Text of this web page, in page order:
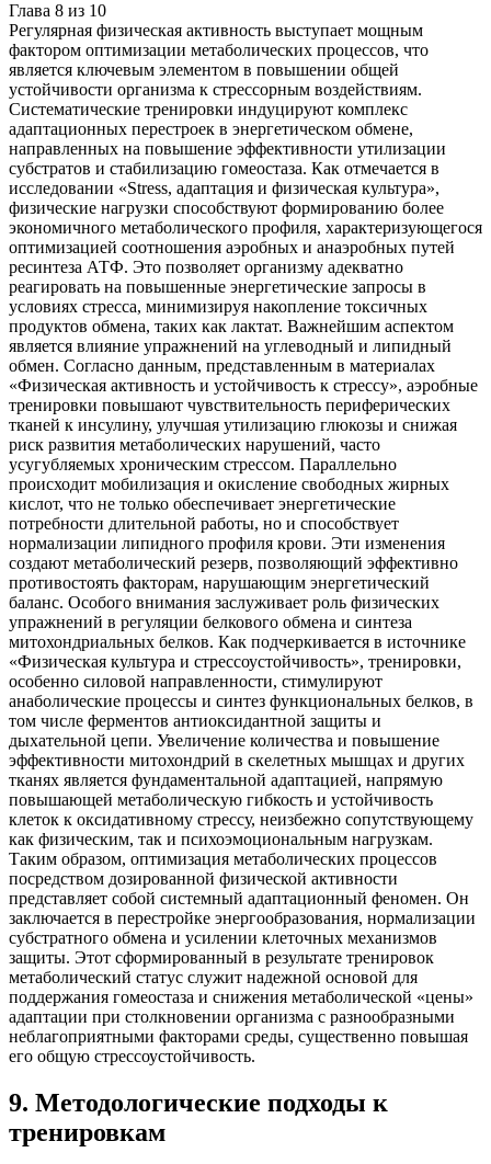
Глава 8 из 10
Регулярная физическая активность выступает мощным
фактором оптимизации метаболических процессов, что
является ключевым элементом в повышении общей
устойчивости организма к стрессорным воздействиям.
Систематические тренировки индуцируют комплекс
адаптационных перестроек в энергетическом обмене,
направленных на повышение эффективности утилизации
субстратов и стабилизацию гомеостаза. Как отмечается в
исследовании «Stress, адаптация и физическая культура»,
физические нагрузки способствуют формированию более
экономичного метаболического профиля, характеризующегося
оптимизацией соотношения аэробных и анаэробных путей
ресинтеза АТФ. Это позволяет организму адекватно
реагировать на повышенные энергетические запросы в
условиях стресса, минимизируя накопление токсичных
продуктов обмена, таких как лактат. Важнейшим аспектом
является влияние упражнений на углеводный и липидный
обмен. Согласно данным, представленным в материалах
«Физическая активность и устойчивость к стрессу», аэробные
тренировки повышают чувствительность периферических
тканей к инсулину, улучшая утилизацию глюкозы и снижая
риск развития метаболических нарушений, часто
усугубляемых хроническим стрессом. Параллельно
происходит мобилизация и окисление свободных жирных
кислот, что не только обеспечивает энергетические
потребности длительной работы, но и способствует
нормализации липидного профиля крови. Эти изменения
создают метаболический резерв, позволяющий эффективно
противостоять факторам, нарушающим энергетический
баланс. Особого внимания заслуживает роль физических
упражнений в регуляции белкового обмена и синтеза
митохондриальных белков. Как подчеркивается в источнике
«Физическая культура и стрессоустойчивость», тренировки,
особенно силовой направленности, стимулируют
анаболические процессы и синтез функциональных белков, в
том числе ферментов антиоксидантной защиты и
дыхательной цепи. Увеличение количества и повышение
эффективности митохондрий в скелетных мышцах и других
тканях является фундаментальной адаптацией, напрямую
повышающей метаболическую гибкость и устойчивость
клеток к оксидативному стрессу, неизбежно сопутствующему
как физическим, так и психоэмоциональным нагрузкам.
Таким образом, оптимизация метаболических процессов
посредством дозированной физической активности
представляет собой системный адаптационный феномен. Он
заключается в перестройке энергообразования, нормализации
субстратного обмена и усилении клеточных механизмов
защиты. Этот сформированный в результате тренировок
метаболический статус служит надежной основой для
поддержания гомеостаза и снижения метаболической «цены»
адаптации при столкновении организма с разнообразными
неблагоприятными факторами среды, существенно повышая
его общую стрессоустойчивость.
9. Методологические подходы к
тренировкам